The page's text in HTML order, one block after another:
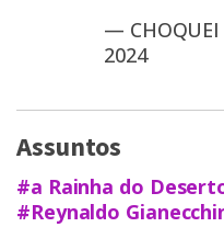
— CHOQUEI
2024
Assuntos
#a Rainha do
#Reynaldo